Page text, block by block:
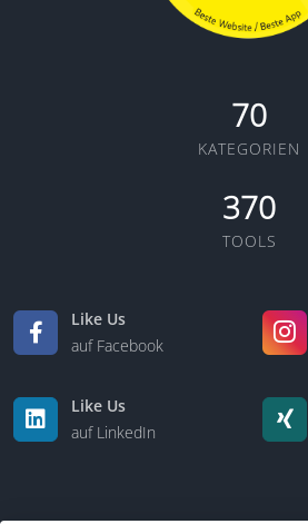
70
KATEGORIEN
370
TOOLS
Like Us
auf Facebook
Like Us
auf LinkedIn